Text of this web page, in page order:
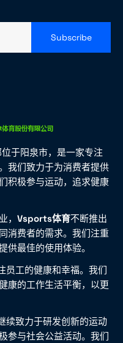
Subscribe
于阳泉市，是一家专注
我们致力于为消费者提供
积极参与运动，追求健康
， Vsports体育不断推出
消费者的需求。我们注重
供最佳的使用体验。
员工的健康和幸福。我们
康的工作生活平衡，以更
续致力于研发创新的运动
参与社会公益活动。我们